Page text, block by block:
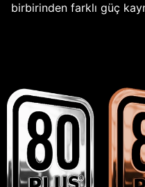
birbirinden farklı güç